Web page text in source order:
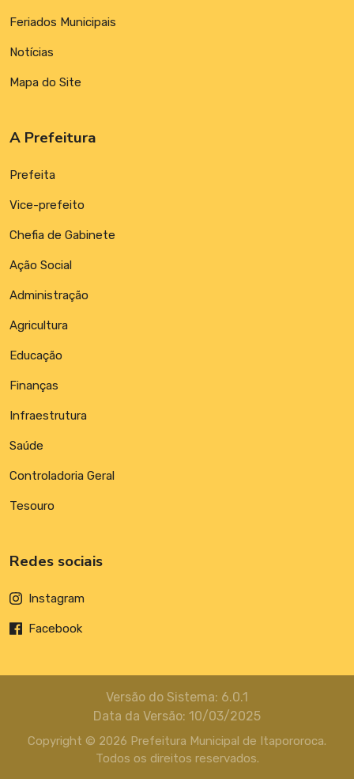
Feriados Municipais
Notícias
Mapa do Site
A Prefeitura
Prefeita
Vice-prefeito
Chefia de Gabinete
Ação Social
Administração
Agricultura
Educação
Finanças
Infraestrutura
Saúde
Controladoria Geral
Tesouro
Redes sociais
Instagram
Facebook
Versão do Sistema: 6.0.1
Data da Versão: 10/03/2025
Copyright © 2026 Prefeitura Municipal de Itapororoca.
Todos os direitos reservados.